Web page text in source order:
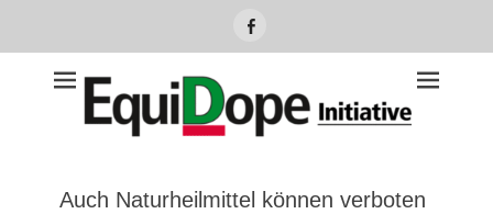
Equidope Initiative
Auch Naturheilmittel können verboten